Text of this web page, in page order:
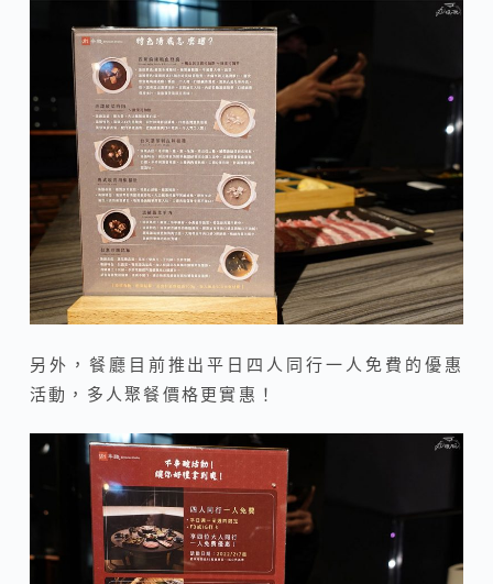
另外，餐廳目前推出平日四人同行一人免費的優惠
活動，多人聚餐價格更實惠！